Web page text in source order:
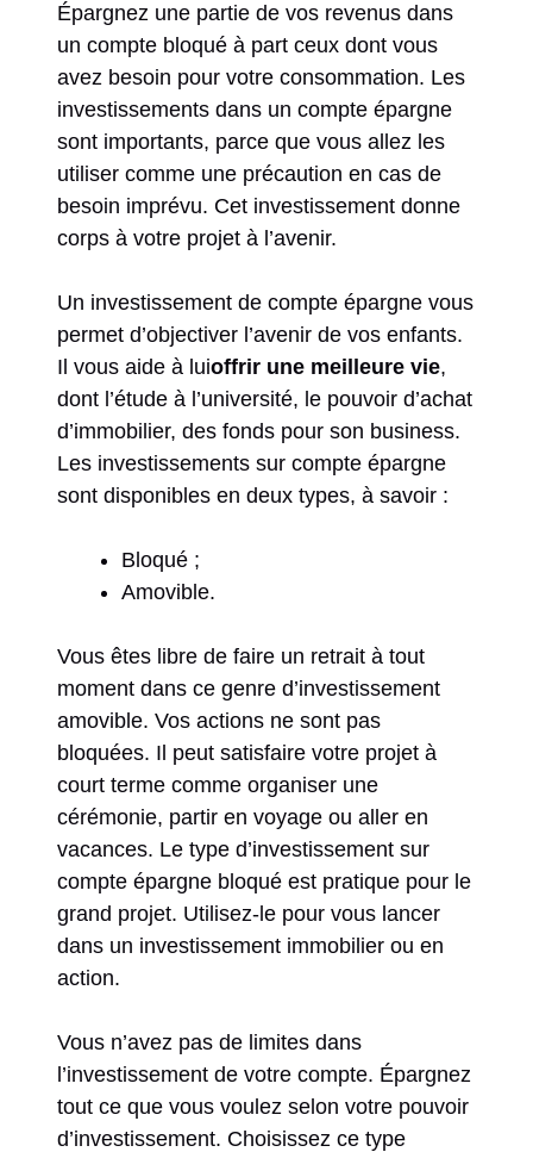
Épargnez une partie de vos revenus dans
un compte bloqué à part ceux dont vous
avez besoin pour votre consommation. Les
investissements dans un compte épargne
sont importants, parce que vous allez les
utiliser comme une précaution en cas de
besoin imprévu. Cet investissement donne
corps à votre projet à l’avenir.
Un investissement de compte épargne vous
permet d’objectiver l’avenir de vos enfants.
Il vous aide à luioffrir une meilleure vie,
dont l’étude à l’université, le pouvoir d’achat
d’immobilier, des fonds pour son business.
Les investissements sur compte épargne
sont disponibles en deux types, à savoir :
Bloqué ;
Amovible.
Vous êtes libre de faire un retrait à tout
moment dans ce genre d’investissement
amovible. Vos actions ne sont pas
bloquées. Il peut satisfaire votre projet à
court terme comme organiser une
cérémonie, partir en voyage ou aller en
vacances. Le type d’investissement sur
compte épargne bloqué est pratique pour le
grand projet. Utilisez-le pour vous lancer
dans un investissement immobilier ou en
action.
Vous n’avez pas de limites dans
l’investissement de votre compte. Épargnez
tout ce que vous voulez selon votre pouvoir
d’investissement. Choisissez ce type